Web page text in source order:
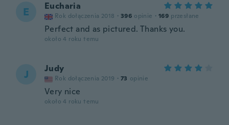
E Eucharia
Rok dołączenia 2018 · 396 opinie · 169 przesłane
Perfect and as pictured. Thanks you.
około 4 roku temu
J Judy
Rok dołączenia 2019 · 73 opinie
Very nice
około 4 roku temu